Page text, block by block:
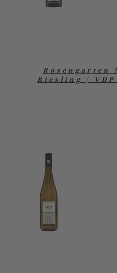
Rosengarten
Riesling | VDP